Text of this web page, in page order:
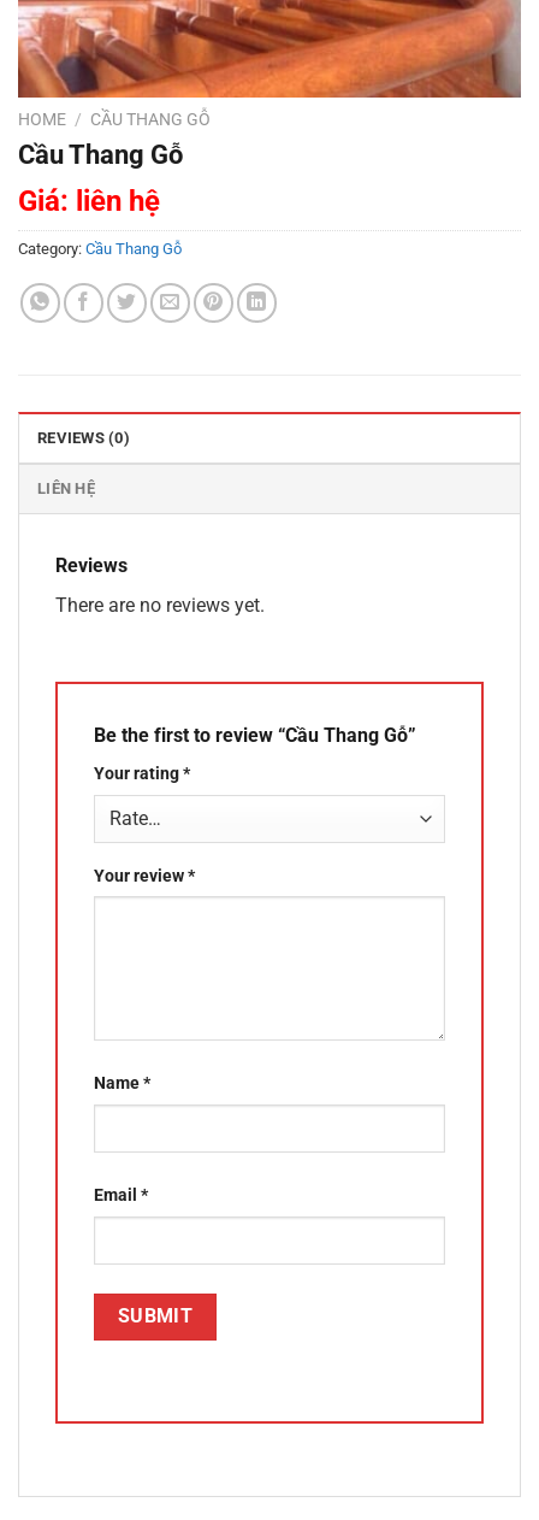
HOME / CẦU THANG GỖ
Cầu Thang Gỗ
Giá: liên hệ
Category: Cầu Thang Gỗ
REVIEWS (0)
LIÊN HỆ
Reviews
There are no reviews yet.
Be the first to review “Cầu Thang Gỗ”
Your rating*
Your review*
Name*
Email *